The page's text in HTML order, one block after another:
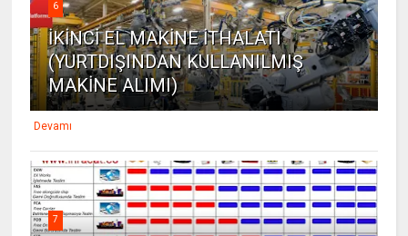
6
İKİNCİ EL MAKİNE İTHALATI
(YURTDIŞINDAN KULLANILMIŞ
MAKİNE ALIMI)
Devamı
7